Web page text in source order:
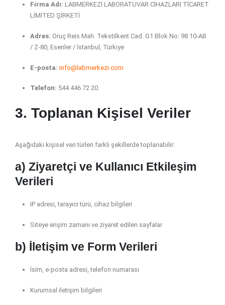
Firma Adı: LABMERKEZİ LABORATUVAR CİHAZLARI TİCARET
LİMİTED ŞİRKETİ
Adres: Oruç Reis Mah. Tekstilkent Cad. G1 Blok No: 98 10-AB
/ Z-80, Esenler / İstanbul, Türkiye
E-posta: info@labmerkezi.com
Telefon: 544 446 72 20
3. Toplanan Kişisel Veriler
Aşağıdaki kişisel veri türleri farklı şekillerde toplanabilir:
a) Ziyaretçi ve Kullanıcı Etkileşim
Verileri
IP adresi, tarayıcı türü, cihaz bilgileri
Siteye erişim zamanı ve ziyaret edilen sayfalar
b) İletişim ve Form Verileri
İsim, e-posta adresi, telefon numarası
Kurumsal iletişim bilgileri